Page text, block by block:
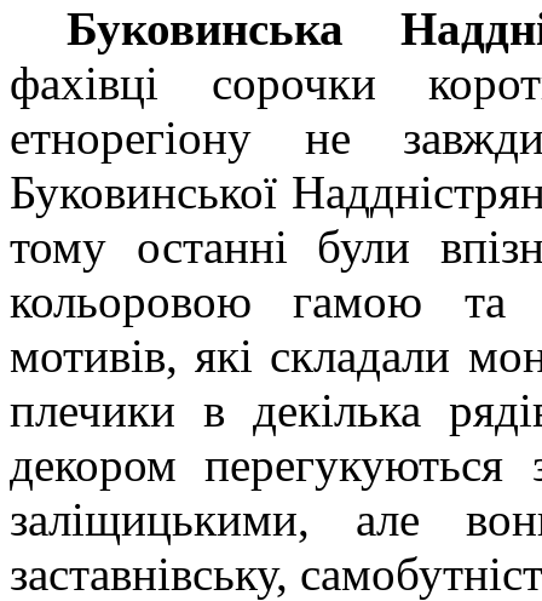
Буковинська
фахівці сорочки
етнорегіону не
Буковинської
тому останні були
кольоровою гамою та
мотивів, які складали
плечики в декілька
декором
заліщицькими, але
заставнівську,